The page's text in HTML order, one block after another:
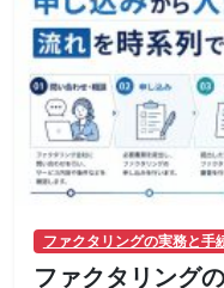
が
長
い
業
界
な
ら
で
は
の
事
ファクタリングの実務と手
ファクタリング